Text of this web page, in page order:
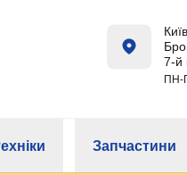
7-й
ПН-
Запчастини